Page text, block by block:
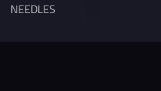
NEEDLES